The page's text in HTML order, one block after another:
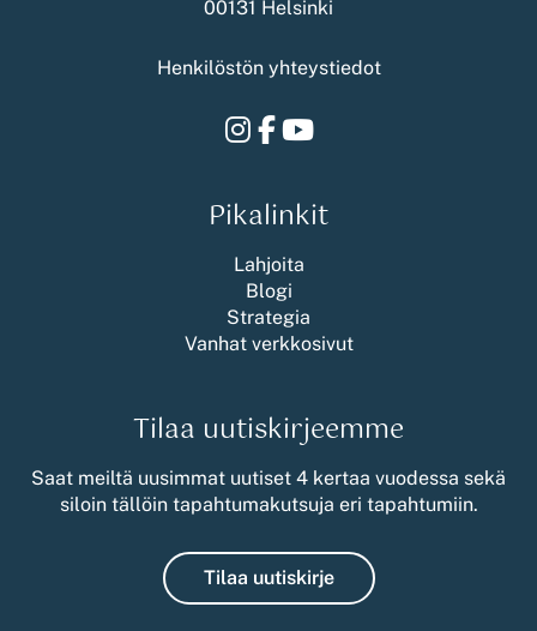
00131 Helsinki
Henkilöstön yhteystiedot
Instagram
Facebook
Youtube
Pikalinkit
Lahjoita
Blogi
Strategia
Vanhat verkkosivut
Tilaa uutiskirjeemme
Saat meiltä uusimmat uutiset 4 kertaa vuodessa sekä
siloin tällöin tapahtumakutsuja eri tapahtumiin.
Tilaa uutiskirje